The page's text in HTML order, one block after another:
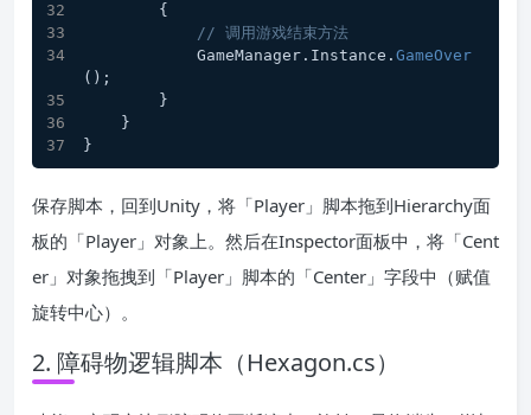
        {
// 调用游戏结束方法
            GameManager.Instance.
GameOver
();
        }
    }
}
保存脚本，回到Unity，将「Player」脚本拖到Hierarchy面
板的「Player」对象上。然后在Inspector面板中，将「Cent
er」对象拖拽到「Player」脚本的「Center」字段中（赋值
旋转中心）。
2. 障碍物逻辑脚本（Hexagon.cs）